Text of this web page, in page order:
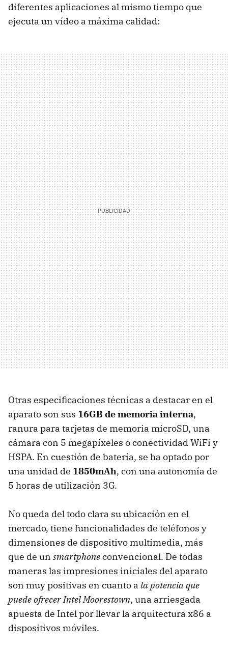
diferentes aplicaciones al mismo tiempo que
ejecuta un vídeo a máxima calidad:
Otras especificaciones técnicas a destacar en el
aparato son sus 16GB de memoria interna,
ranura para tarjetas de memoria microSD, una
cámara con 5 megapíxeles o conectividad WiFi y
HSPA. En cuestión de batería, se ha optado por
una unidad de 1850mAh, con una autonomía de
5 horas de utilización 3G.
No queda del todo clara su ubicación en el
mercado, tiene funcionalidades de teléfonos y
dimensiones de dispositivo multimedia, más
que de un smartphoneconvencional. De todas
maneras las impresiones iniciales del aparato
son muy positivas en cuanto a la potencia que
puede ofrecer Intel Moorestown, una arriesgada
apuesta de Intel por llevar la arquitectura x86 a
dispositivos móviles.